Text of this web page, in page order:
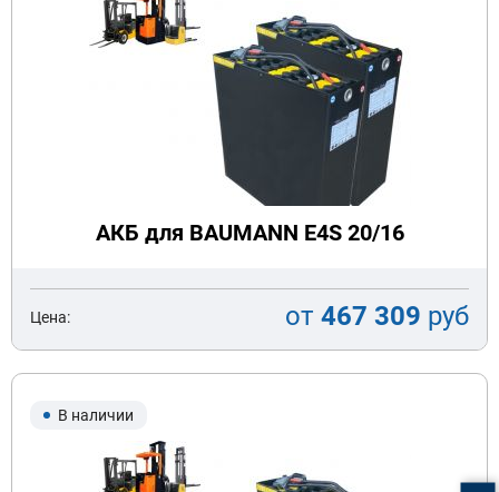
АКБ для BAUMANN E4S 20/16
Цена: от 467 309 руб
В наличии